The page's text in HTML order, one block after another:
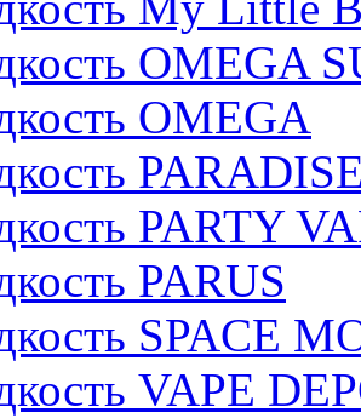
OMEGA
OMEGA
PARTY
PARUS
SPACE
VAPE